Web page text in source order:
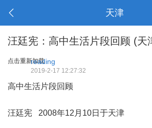
天津
汪廷宪：高中生活片段回顾 (天
点击重新加载
reading
2019-2-17 12:27:32
高中生活片段回顾
汪廷宪 2008年12月10日于天津